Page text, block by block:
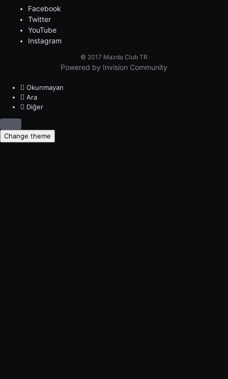
Facebook
Twitter
YouTube
Instagram
© 2017 Mazda Club TR
Powered by Invision Community
Okunmayan
Ara
Diğer
Change theme